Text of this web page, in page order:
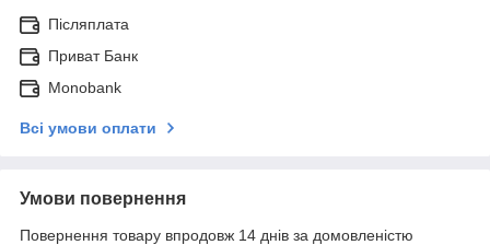
Післяплата
Приват Банк
Monobank
Всі умови оплати
Умови повернення
Повернення товару впродовж 14 днів за домовленістю